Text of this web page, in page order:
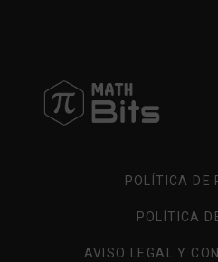
POLÍTICA DE
POLÍTICA
AVISO LEGAL Y